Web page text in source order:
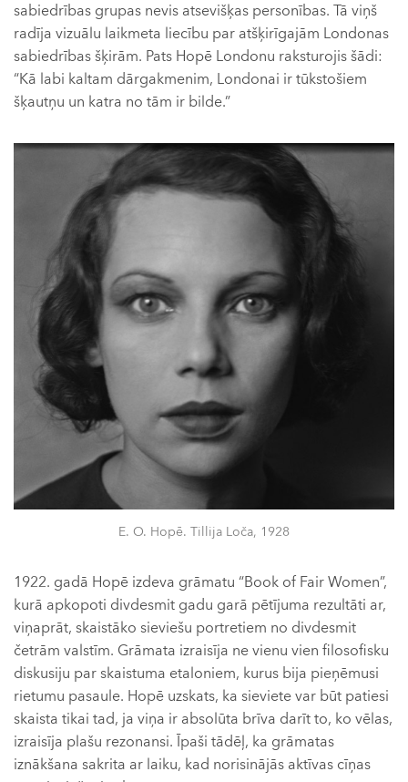
sabiedrības grupas nevis atsevišķas personības. Tā viņš
radīja vizuālu laikmeta liecību par atšķirīgajām Londonas
sabiedrības šķirām. Pats Hopē Londonu raksturojis šādi:
“Kā labi kaltam dārgakmenim, Londonai ir tūkstošiem
šķautņu un katra no tām ir bilde.”
E. O. Hopē. Tillija Loča, 1928
1922. gadā Hopē izdeva grāmatu “Book of Fair Women”,
kurā apkopoti divdesmit gadu garā pētījuma rezultāti ar,
viņaprāt, skaistāko sieviešu portretiem no divdesmit
četrām valstīm. Grāmata izraisīja ne vienu vien filosofisku
diskusiju par skaistuma etaloniem, kurus bija pieņēmusi
rietumu pasaule. Hopē uzskats, ka sieviete var būt patiesi
skaista tikai tad, ja viņa ir absolūta brīva darīt to, ko vēlas,
izraisīja plašu rezonansi. Īpaši tādēļ, ka grāmatas
iznākšana sakrita ar laiku, kad norisinājās aktīvas cīņas